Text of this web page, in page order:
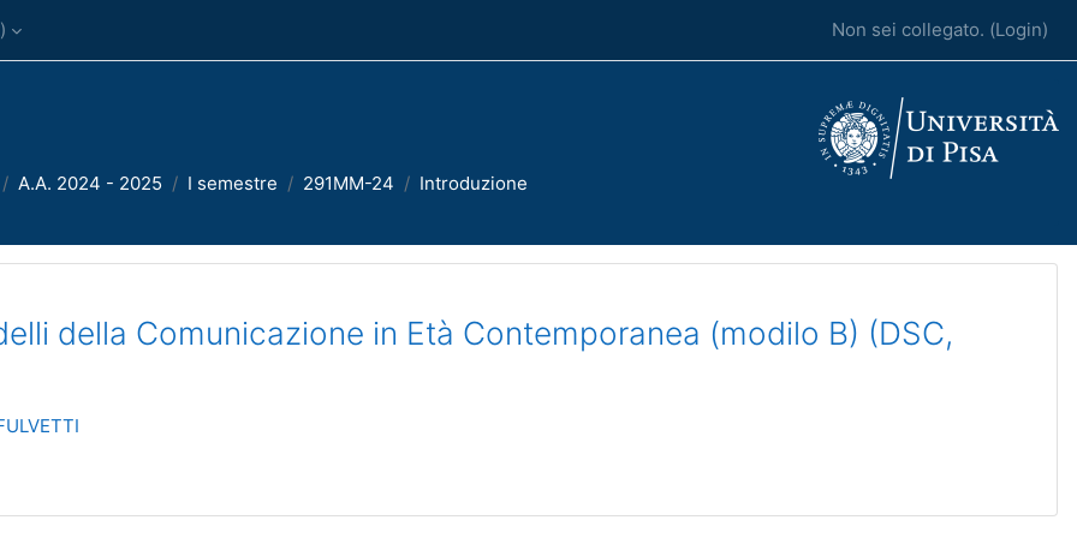
Non sei collegato. (Login)
A.A. 2024 - 2025 I semestre 291MM-24 Introduzione
della Comunicazione in Età Contemporanea (modilo B) (DSC,